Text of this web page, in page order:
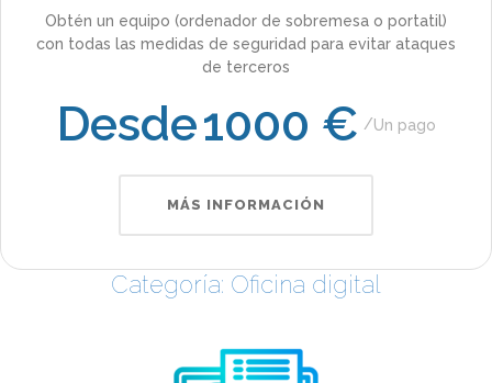
Obtén un equipo (ordenador de sobremesa o portatil)
con todas las medidas de seguridad para evitar ataques
de terceros
Desde1000 € Un pago
MÁS INFORMACIÓN
Categoría: Oficina digital